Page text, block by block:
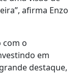
afirma Enzo
com o
em
destaque,